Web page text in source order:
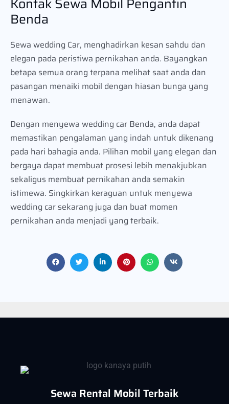
Benda
Sewa wedding Car, menghadirkan kesan sahdu dan
elegan pada peristiwa pernikahan anda. Bayangkan
betapa semua orang terpana melihat saat anda dan
pasangan menaiki mobil dengan hiasan bunga yang
menawan.
Dengan menyewa wedding car Benda, anda dapat
memastikan pengalaman yang indah untuk dikenang
pada hari bahagia anda. Pilihan mobil yang elegan dan
bergaya dapat membuat prosesi lebih menakjubkan
sekaligus membuat pernikahan anda semakin
istimewa. Singkirkan keraguan untuk menyewa
wedding car sekarang juga dan buat momen
pernikahan anda menjadi yang terbaik.
Sewa Rental Mobil Terbaik